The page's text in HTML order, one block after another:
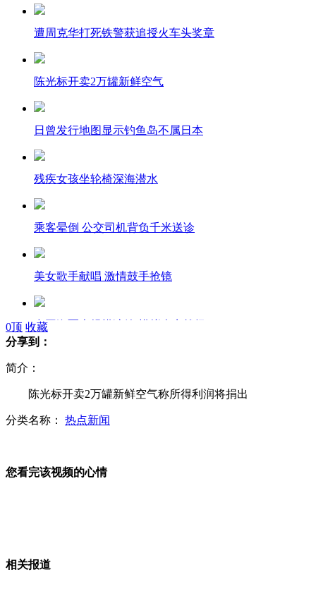
遭周克华打死铁警获追授火车头奖章
陈光标开卖2万罐新鲜空气
日曾发行地图显示钓鱼岛不属日本
残疾女孩坐轮椅深海潜水
乘客晕倒 公交司机背负千米送诊
美女歌手献唱 激情鼓手抢镜
中国海军大规模演练 模拟真实战场
休渔结束 千艘渔船将赴钓鱼岛作业
宁夏一客车翻入深沟已致11人死亡
老太76元存银行19年 倒欠银行钱
0顶 收藏
分享到：
简介：
陈光标开卖2万罐新鲜空气称所得利润将捐出
分类名称： 热点新闻
您看完该视频的心情
相关报道